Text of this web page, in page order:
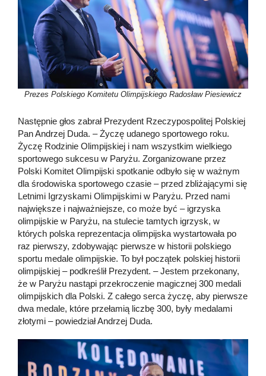
Prezes Polskiego Komitetu Olimpijskiego Radosław Piesiewicz
Następnie głos zabrał Prezydent Rzeczypospolitej Polskiej
Pan Andrzej Duda. – Życzę udanego sportowego roku.
Życzę Rodzinie Olimpijskiej i nam wszystkim wielkiego
sportowego sukcesu w Paryżu. Zorganizowane przez
Polski Komitet Olimpijski spotkanie odbyło się w ważnym
dla środowiska sportowego czasie – przed zbliżającymi się
Letnimi Igrzyskami Olimpijskimi w Paryżu. Przed nami
największe i najważniejsze, co może być – igrzyska
olimpijskie w Paryżu, na stulecie tamtych igrzysk, w
których polska reprezentacja olimpijska wystartowała po
raz pierwszy, zdobywając pierwsze w historii polskiego
sportu medale olimpijskie. To był początek polskiej historii
olimpijskiej – podkreślił Prezydent. – Jestem przekonany,
że w Paryżu nastąpi przekroczenie magicznej 300 medali
olimpijskich dla Polski. Z całego serca życzę, aby pierwsze
dwa medale, które przełamią liczbę 300, były medalami
złotymi – powiedział Andrzej Duda.